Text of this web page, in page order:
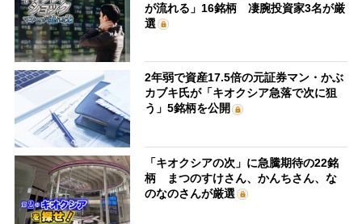
が流れる」16銘柄 凄腕投資家3名が厳
選
2年弱で資産17.5倍の元証券マン・かぶ
カブキ氏が「キオクシア急落で次に狙
う」5銘柄を公開
「キオクシアの次」に急騰期待の22銘
柄 まつのすけさん、かんちさん、な
のなのさんが厳選